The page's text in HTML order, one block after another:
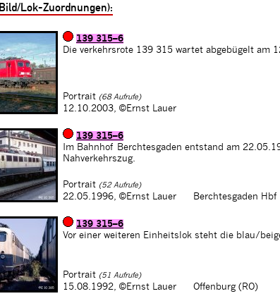
Bild/Lok-Zuordnungen):
139 315–6
Die verkehrsrote 139 315 wartet abgebügelt
Portrait (68 Aufrufe)
12.10.2003, ©Ernst Lauer
139 315–6
Im Bahnhof Berchtesgaden entstand am
Nahverkehrszug.
Portrait (52 Aufrufe)
22.05.1996, ©Ernst Lauer Berchtesgaden Hbf
139 315–6
Vor einer weiteren Einheitslok steht die blau/
Portrait (51 Aufrufe)
15.08.1992, ©Ernst Lauer Offenburg (RO)